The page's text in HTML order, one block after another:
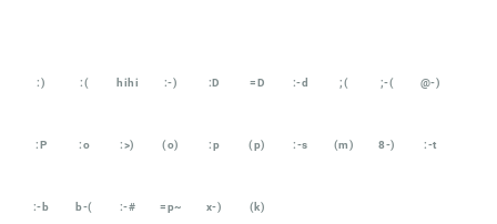
:) :( hihi :-) :D =D :-d ;( ;-( @-)
:P :o :>) (o) :p (p) :-s (m) 8-) :-t
:-b b-( :-# =p~ x-) (k)